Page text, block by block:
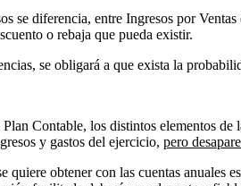
se diferencia, entre Ingresos por
o rebaja que pueda existir.
se obligará a que exista la
Contable, los distintos elementos
y gastos del ejercicio, pero
quiere obtener con las cuentas anuales